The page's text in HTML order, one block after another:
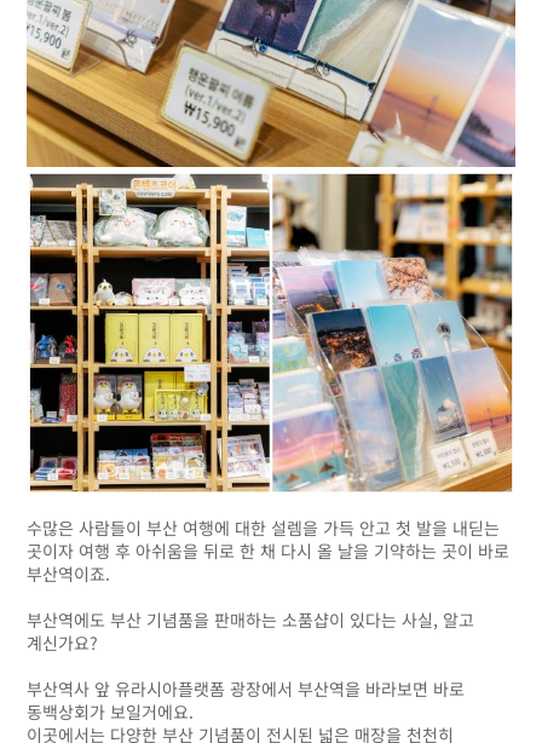
수많은 사람들이 부산 여행에 대한 설렘을 가득 안고 첫 발을 내딛는
곳이자 여행 후 아쉬움을 뒤로 한 채 다시 올 날을 기약하는 곳이 바로
부산역이죠.
부산역에도 부산 기념품을 판매하는 소품샵이 있다는 사실, 알고
계신가요?
부산역사 앞 유라시아플랫폼 광장에서 부산역을 바라보면 바로
동백상회가 보일거에요.
이곳에서는 다양한 부산 기념품이 전시된 넓은 매장을 천천히